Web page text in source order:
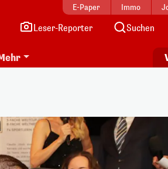
E-Paper Immo
Leser-Reporter Suchen